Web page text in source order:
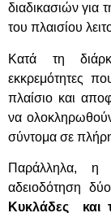
διαδικασιών για
του πλαισίου
Κατά τη
εκκρεμότητες
πλαίσιο και
να ολοκληρωθούν
σύντομα σε
Παράλληλα, η
αδειοδότηση
Κυκλάδες και